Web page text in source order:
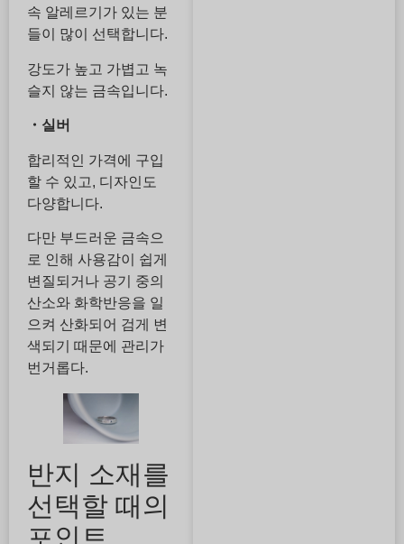
속 알레르기가 있는 분
들이 많이 선택합니다.
강도가 높고 가볍고 녹
슬지 않는 금속입니다.
・실버
합리적인 가격에 구입
할 수 있고, 디자인도
다양합니다.
다만 부드러운 금속으
로 인해 사용감이 쉽게
변질되거나 공기 중의
산소와 화학반응을 일
으켜 산화되어 검게 변
색되기 때문에 관리가
번거롭다.
반지 소재를
선택할 때의
포인트